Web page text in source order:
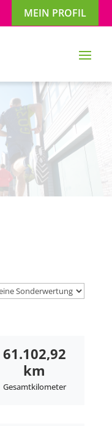
MEIN PROFIL
61.102,92
km
Gesamtkilometer